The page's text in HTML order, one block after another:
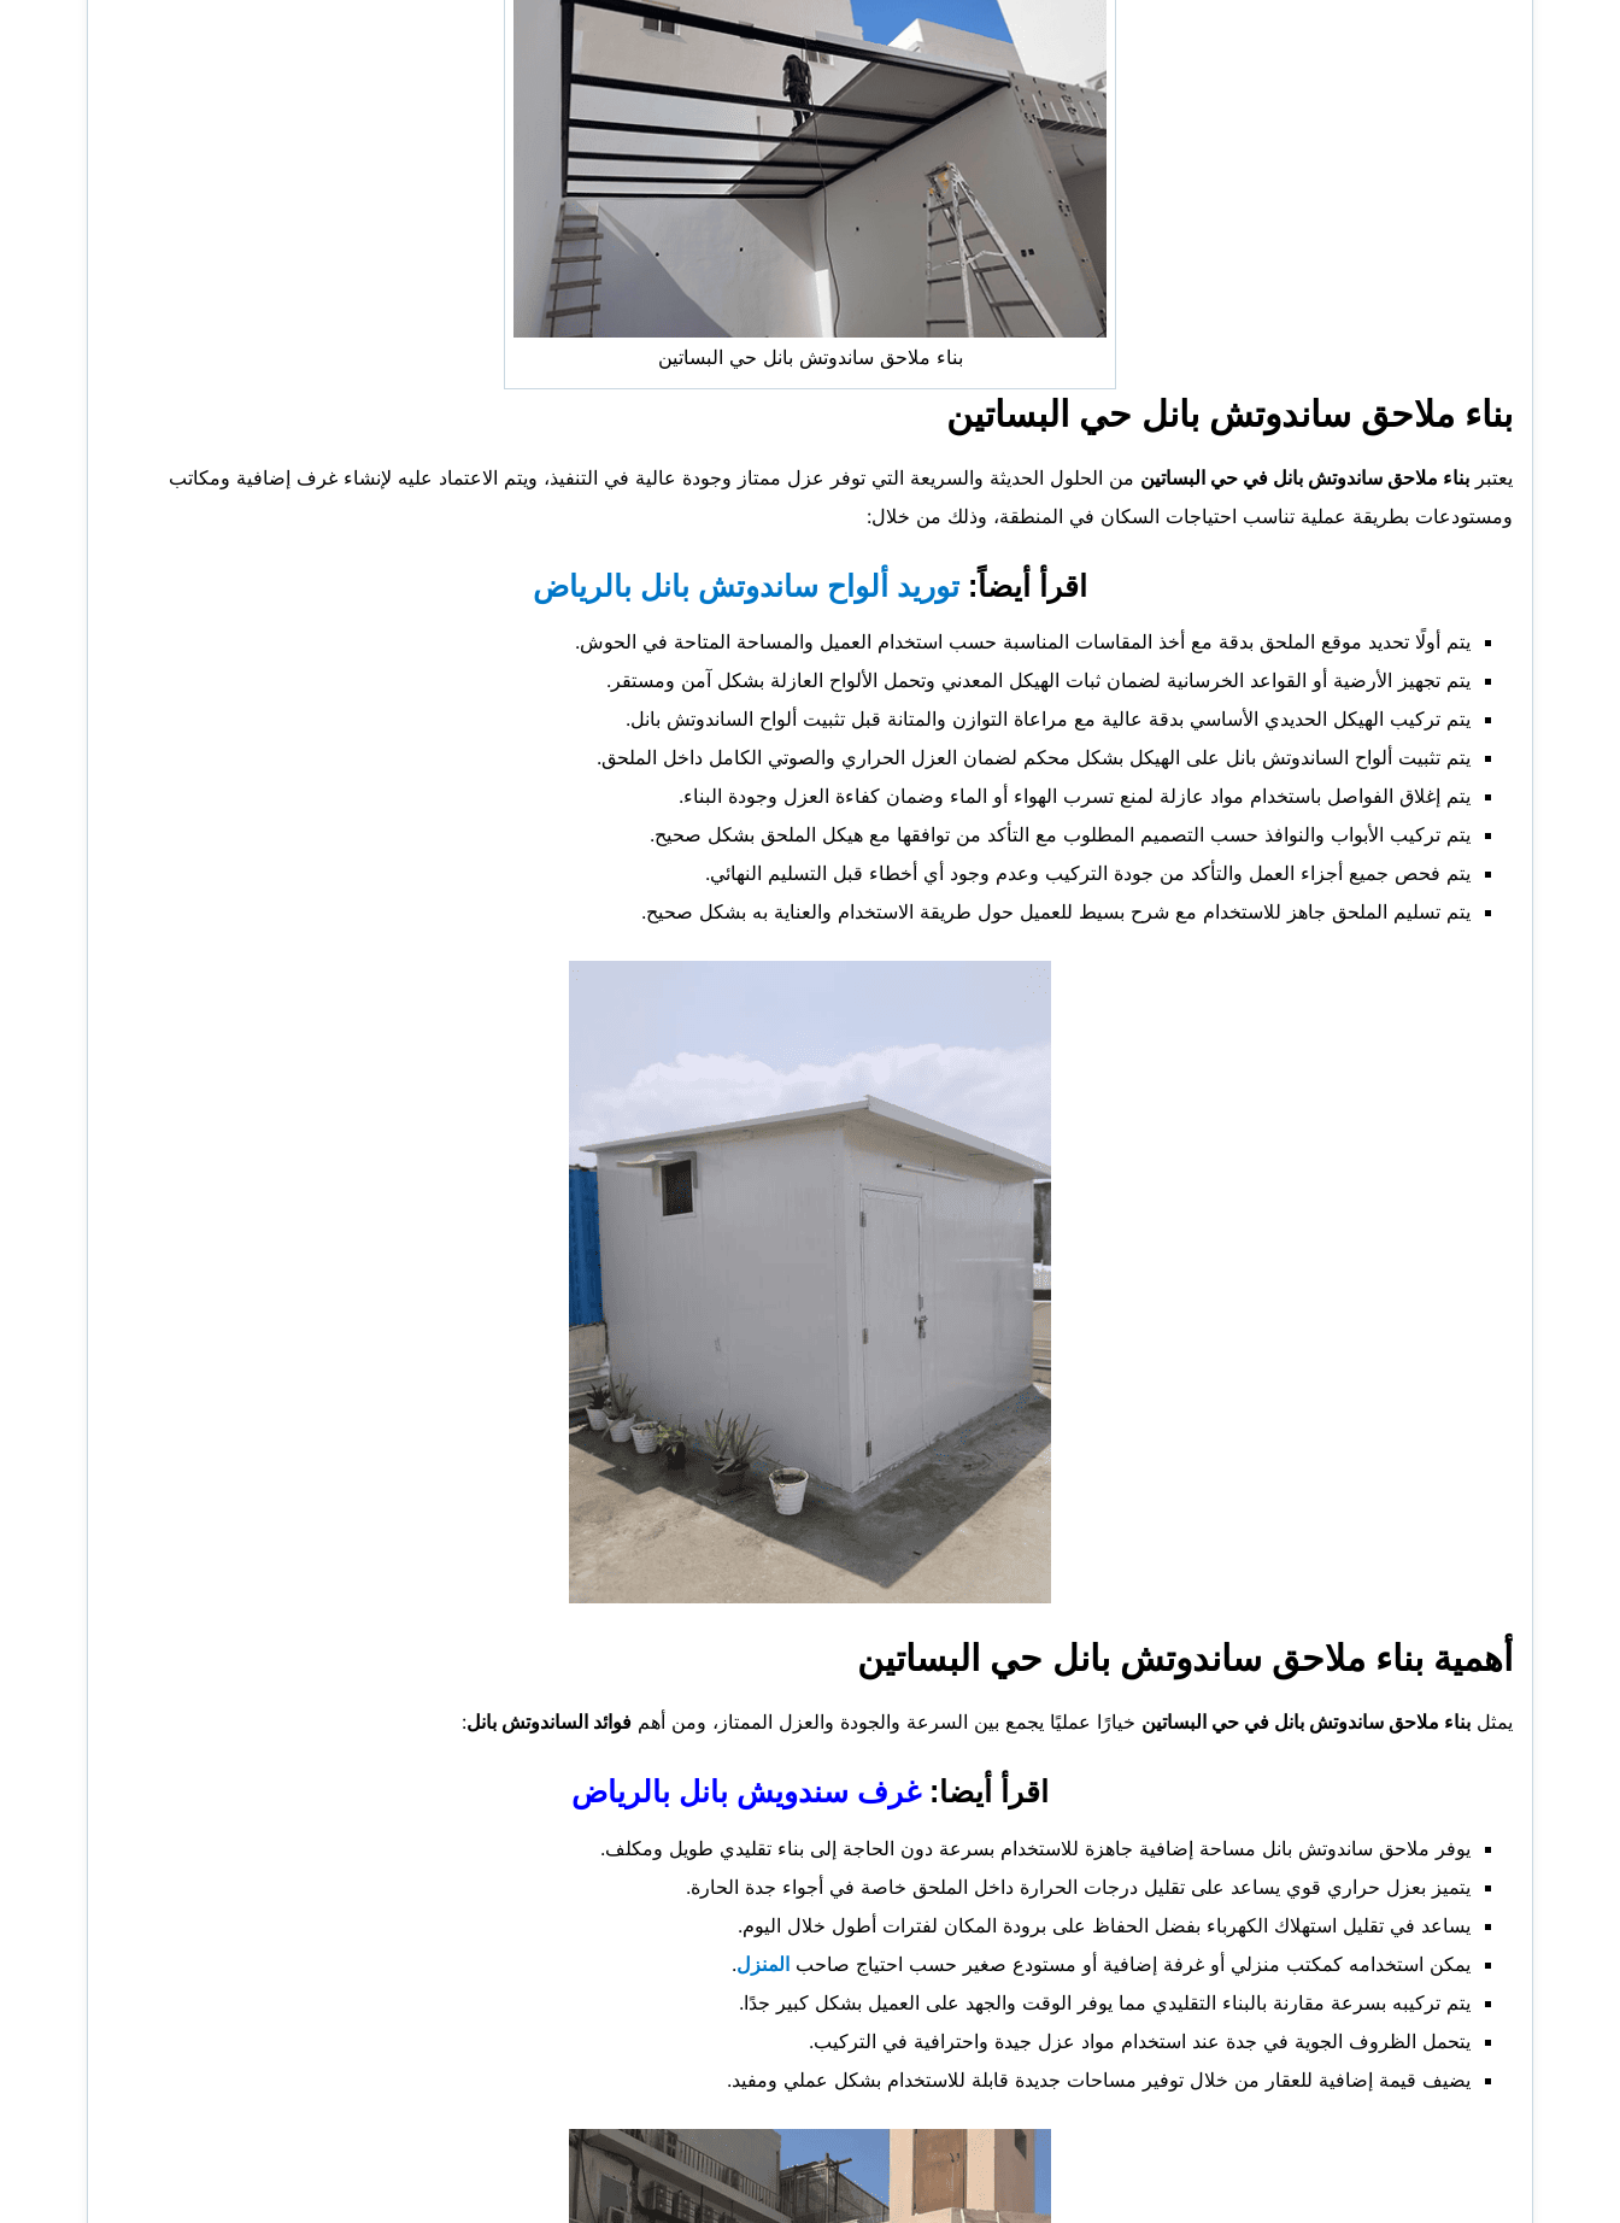
بناء ملاحق ساندوتش بانل حي البساتين
بناء ملاحق ساندوتش بانل حي البساتين
يعتبر بناء ملاحق ساندوتش بانل في حي البساتين من الحلول الحديثة والسريعة التي توفر عزل ممتاز وجودة عالية في التنفيذ، ويتم الاعتماد عليه لإنشاء غرف إضافية ومكاتب
ومستودعات بطريقة عملية تناسب احتياجات السكان في المنطقة، وذلك من خلال:
اقرأ أيضاً: توريد ألواح ساندوتش بانل بالرياض
يتم أولًا تحديد موقع الملحق بدقة مع أخذ المقاسات المناسبة حسب استخدام العميل والمساحة المتاحة في الحوش.
يتم تجهيز الأرضية أو القواعد الخرسانية لضمان ثبات الهيكل المعدني وتحمل الألواح العازلة بشكل آمن ومستقر.
يتم تركيب الهيكل الحديدي الأساسي بدقة عالية مع مراعاة التوازن والمتانة قبل تثبيت ألواح الساندوتش بانل.
يتم تثبيت ألواح الساندوتش بانل على الهيكل بشكل محكم لضمان العزل الحراري والصوتي الكامل داخل الملحق.
يتم إغلاق الفواصل باستخدام مواد عازلة لمنع تسرب الهواء أو الماء وضمان كفاءة العزل وجودة البناء.
يتم تركيب الأبواب والنوافذ حسب التصميم المطلوب مع التأكد من توافقها مع هيكل الملحق بشكل صحيح.
يتم فحص جميع أجزاء العمل والتأكد من جودة التركيب وعدم وجود أي أخطاء قبل التسليم النهائي.
يتم تسليم الملحق جاهز للاستخدام مع شرح بسيط للعميل حول طريقة الاستخدام والعناية به بشكل صحيح.
أهمية بناء ملاحق ساندوتش بانل حي البساتين
يمثل بناء ملاحق ساندوتش بانل في حي البساتين خيارًا عمليًا يجمع بين السرعة والجودة والعزل الممتاز، ومن أهم فوائد الساندوتش بانل:
اقرأ أيضا: غرف سندويش بانل بالرياض
يوفر ملاحق ساندوتش بانل مساحة إضافية جاهزة للاستخدام بسرعة دون الحاجة إلى بناء تقليدي طويل ومكلف.
يتميز بعزل حراري قوي يساعد على تقليل درجات الحرارة داخل الملحق خاصة في أجواء جدة الحارة.
يساعد في تقليل استهلاك الكهرباء بفضل الحفاظ على برودة المكان لفترات أطول خلال اليوم.
يمكن استخدامه كمكتب منزلي أو غرفة إضافية أو مستودع صغير حسب احتياج صاحب المنزل.
يتم تركيبه بسرعة مقارنة بالبناء التقليدي مما يوفر الوقت والجهد على العميل بشكل كبير جدًا.
يتحمل الظروف الجوية في جدة عند استخدام مواد عزل جيدة واحترافية في التركيب.
يضيف قيمة إضافية للعقار من خلال توفير مساحات جديدة قابلة للاستخدام بشكل عملي ومفيد.